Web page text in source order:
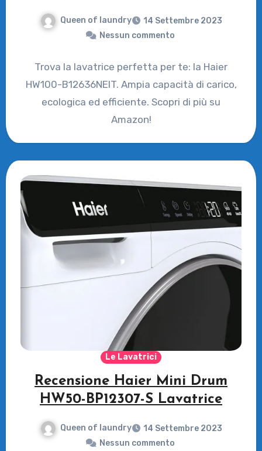
Queen of laundry
14 Settembre 2023
Nessun commento
Trova la lavatrice perfetta per te: la Haier
HW100-B12636NEIT. Ampia capacità di carico,
ecologica ed efficiente. Scopri di più su
Amazon!
Le Lavatrici
Recensione Haier Mini Drum
HW50-BP12307-S Lavatrice
Queen of laundry
14 Settembre 2023
Nessun commento